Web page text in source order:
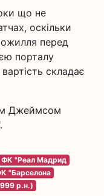
що не
оскільки
перед
порталу
складає
Джеймсом
ФК "Реал Мадрид
"Барселона
р.н.)